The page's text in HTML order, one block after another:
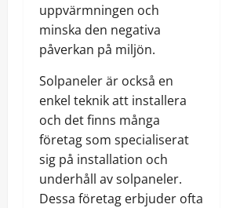
uppvärmningen och
minska den negativa
påverkan på miljön.
Solpaneler är också en
enkel teknik att installera
och det finns många
företag som specialiserat
sig på installation och
underhåll av solpaneler.
Dessa företag erbjuder ofta